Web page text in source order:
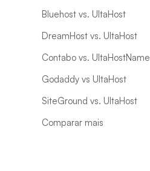
Bluehost vs. UltaHost
DreamHost vs. UltaHost
Contabo vs. UltaHostName
Godaddy vs UltaHost
SiteGround vs. UltaHost
Comparar mais